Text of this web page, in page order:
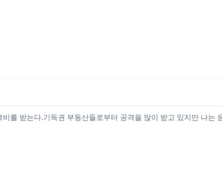
를 받는다.기득권 부동산들로부터 공격을 많이 받고 있지만 나는